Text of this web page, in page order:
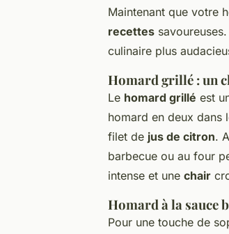
Maintenant que votre
recettes
culinaire plus
Homard grillé : un
Le homard grillé est
homard en deux dans
filet de jus de citron.
barbecue ou au four
intense et une chair
Homard à la sauce
Pour une touche de